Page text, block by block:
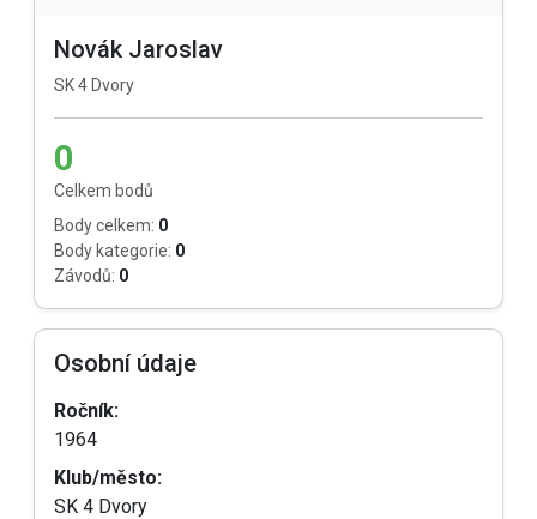
Novák Jaroslav
SK 4 Dvory
0
Celkem bodů
Body celkem: 0
Body kategorie: 0
Závodů: 0
Osobní údaje
Ročník:
1964
Klub/město:
SK 4 Dvory